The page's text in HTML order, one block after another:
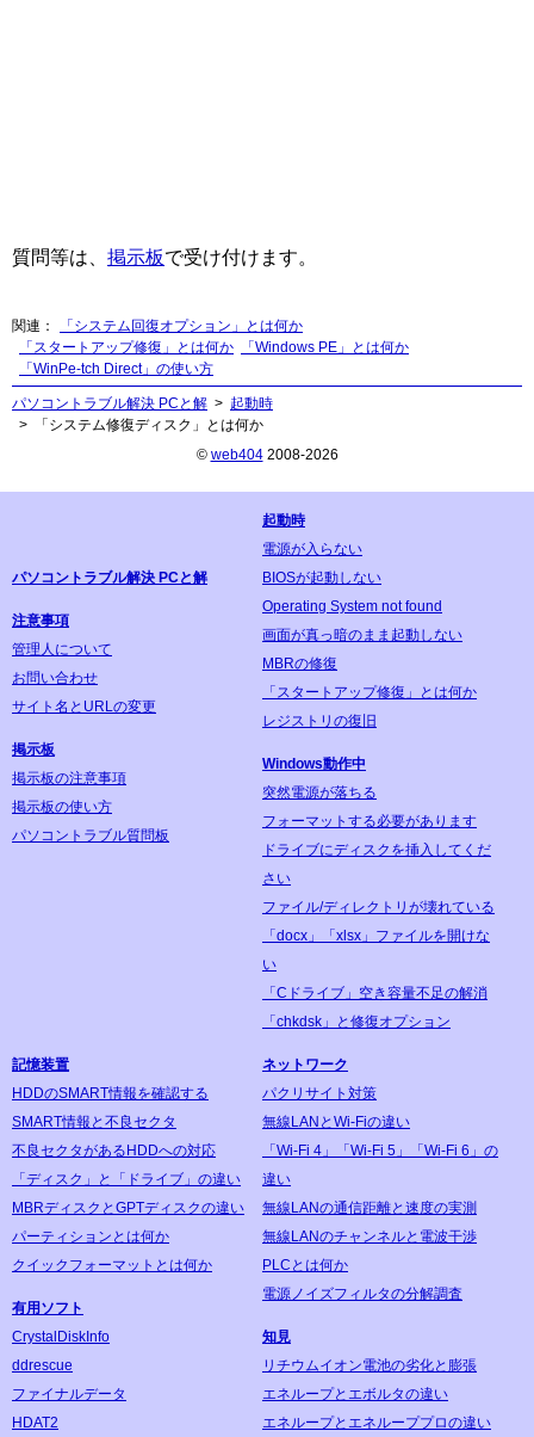
質問等は、 掲示板で受け付けます。
関連
「システム回復オプション」とは何か
「スタートアップ修復」とは何か
「Windows PE」とは何か
「WinPe-tch Direct」の使い方
パソコントラブル解決 PCと解
起動時
「システム修復ディスク」とは何か
© web4042008-2026
パソコントラブル解決 PCと解
注意事項
管理人について
お問い合わせ
サイト名とURLの変更
掲示板
掲示板の注意事項
掲示板の使い方
パソコントラブル質問板
起動時
電源が入らない
BIOSが起動しない
Operating System not found
画面が真っ暗のまま起動しない
MBRの修復
「スタートアップ修復」とは何か
レジストリの復旧
Windows動作中
突然電源が落ちる
フォーマットする必要があります
ドライブにディスクを挿入してくだ
さい
ファイル/ディレクトリが壊れている
「docx」「xlsx」ファイルを開けな
い
「Cドライブ」空き容量不足の解消
「chkdsk」と修復オプション
記憶装置
HDDのSMART情報を確認する
SMART情報と不良セクタ
不良セクタがあるHDDへの対応
「ディスク」と「ドライブ」の違い
MBRディスクとGPTディスクの違い
パーティションとは何か
クイックフォーマットとは何か
有用ソフト
CrystalDiskInfo
ddrescue
ファイナルデータ
HDAT2
ネットワーク
パクリサイト対策
無線LANとWi-Fiの違い
「Wi-Fi 4」「Wi-Fi 5」「Wi-Fi 6」の
違い
無線LANの通信距離と速度の実測
無線LANのチャンネルと電波干渉
PLCとは何か
電源ノイズフィルタの分解調査
知見
リチウムイオン電池の劣化と膨張
エネループとエボルタの違い
エネループとエネループプロの違い